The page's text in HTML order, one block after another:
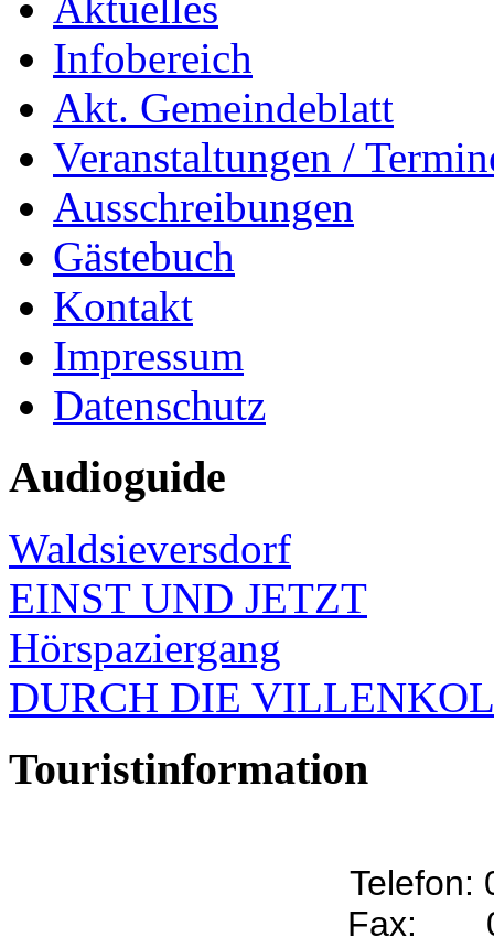
Infobereich
Akt. Gemeindeblatt
Veranstaltungen /
Ausschreibungen
Gästebuch
Kontakt
Impressum
Datenschutz
Audioguide
Waldsieversdorf
EINST UND JETZT
Hörspaziergang
DURCH DIE
Touristinformation
Telefon:
Fax: